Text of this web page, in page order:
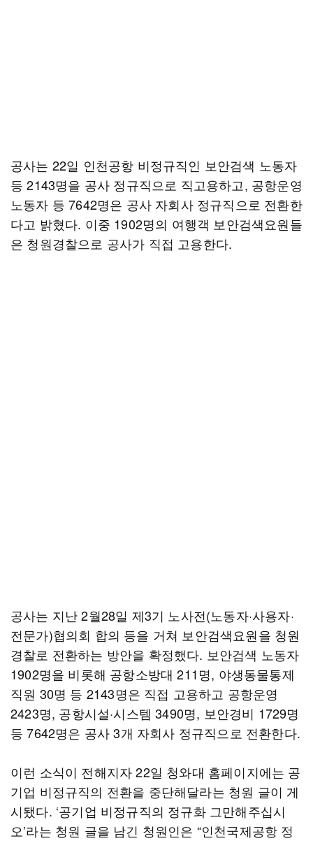
공사는 22일 인천공항 비정규직인 보안검색 노동자
등 2143명을 공사 정규직으로 직고용하고, 공항운영
노동자 등 7642명은 공사 자회사 정규직으로 전환한
다고 밝혔다. 이중 1902명의 여행객 보안검색요원들
은 청원경찰으로 공사가 직접 고용한다.
공사는 지난 2월28일 제3기 노사전(노동자·사용자·
전문가)협의회 합의 등을 거쳐 보안검색요원을 청원
경찰로 전환하는 방안을 확정했다. 보안검색 노동자
1902명을 비롯해 공항소방대 211명, 야생동물통제
직원 30명 등 2143명은 직접 고용하고 공항운영
2423명, 공항시설·시스템 3490명, 보안경비 1729명
등 7642명은 공사 3개 자회사 정규직으로 전환한다.
이런 소식이 전해지자 22일 청와대 홈페이지에는 공
기업 비정규직의 전환을 중단해달라는 청원 글이 게
시됐다. ‘공기업 비정규직의 정규화 그만해주십시
오’라는 청원 글을 남긴 청원인은 “인천국제공항 정